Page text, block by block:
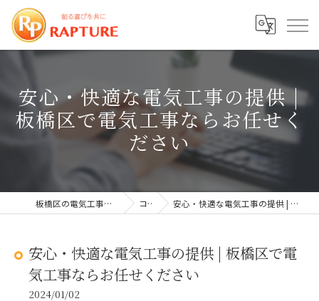
安心・快適な電気工事の提供 |
板橋区で電気工事ならお任せく
ださい
板橋区の電気工事なら株式会社ラプチャー コラム 安心・快適な電気工事の提供 | 板橋区で電気工事ならお任せください
安心・快適な電気工事の提供 | 板橋区で電
気工事ならお任せください
2024/01/02